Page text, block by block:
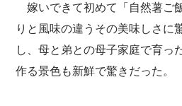
嫁いできて初めて「自然薯ご
りと風味の違うその美味しさに
し、母と弟との母子家庭で育っ
作る景色も新鮮で驚きだった。